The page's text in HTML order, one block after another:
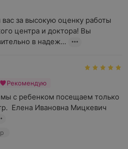
за высокую оценку работы
центра и доктора! Вы
в надеж...
Рекомендую
с ребенком посещаем только
Елена Ивановна Мицкевич